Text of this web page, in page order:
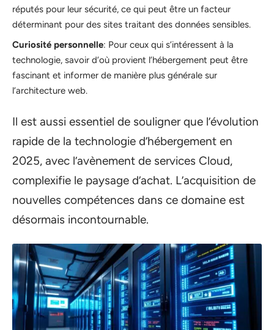
réputés pour leur sécurité, ce qui peut être un facteur
déterminant pour des sites traitant des données sensibles.
Curiosité personnelle: Pour ceux qui s’intéressent à la
technologie, savoir d’où provient l’hébergement peut être
fascinant et informer de manière plus générale sur
l’architecture web.
Il est aussi essentiel de souligner que l’évolution
rapide de la technologie d’hébergement en
2025, avec l’avènement de services Cloud,
complexifie le paysage d’achat. L’acquisition de
nouvelles compétences dans ce domaine est
désormais incontournable.